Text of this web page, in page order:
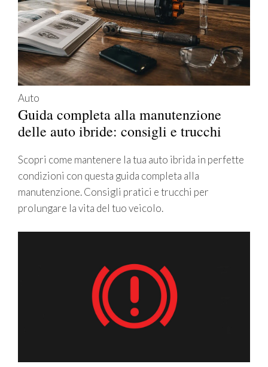
Auto
Guida completa alla manutenzione
delle auto ibride: consigli e trucchi
Scopri come mantenere la tua auto ibrida in perfette
condizioni con questa guida completa alla
manutenzione. Consigli pratici e trucchi per
prolungare la vita del tuo veicolo.